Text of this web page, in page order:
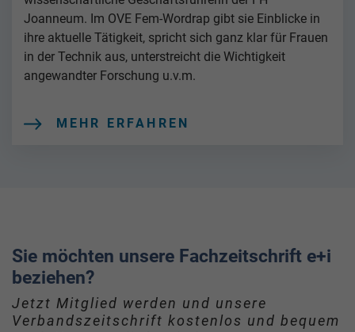
Joanneum. Im OVE Fem-Wordrap gibt sie Einblicke in
ihre aktuelle Tätigkeit, spricht sich ganz klar für Frauen
in der Technik aus, unterstreicht die Wichtigkeit
angewandter Forschung u.v.m.
MEHR ERFAHREN
Sie möchten unsere Fachzeitschrift e+i
beziehen?
Jetzt Mitglied werden und unsere
Verbandszeitschrift kostenlos und bequem